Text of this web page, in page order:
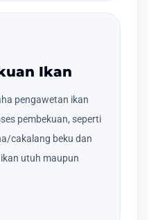
Ikan
pengawetan ikan
pembekuan, seperti
cakalang beku dan
utuh maupun